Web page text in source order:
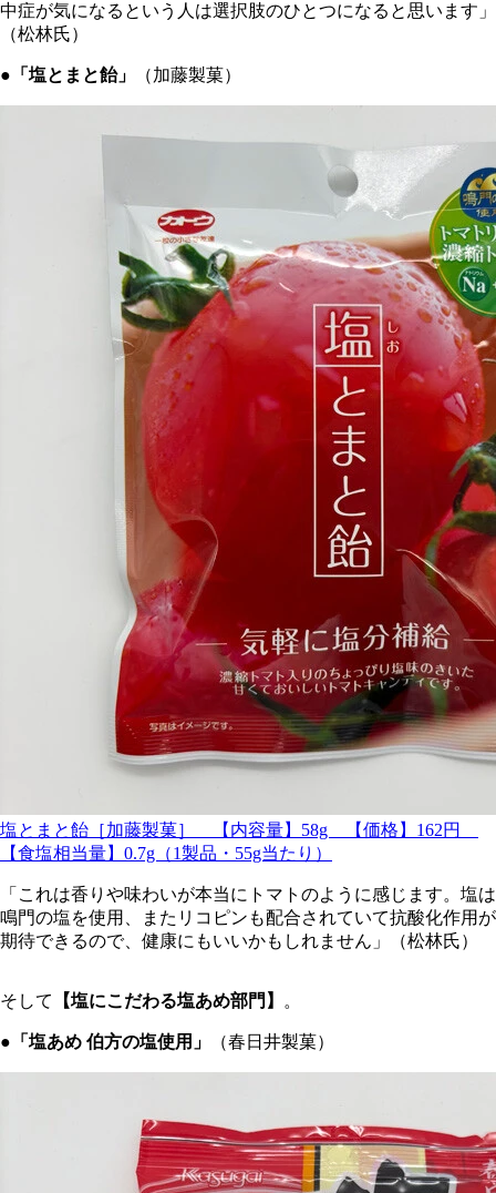
中症が気になるという人は選択肢のひとつになると思います」
（松林氏）
●「塩とまと飴」 （加藤製菓）
塩とまと飴［加藤製菓］ 【内容量】58g 【価格】162円
【食塩相当量】0.7g（1製品・55g当たり）
「これは香りや味わいが本当にトマトのように感じます。塩は
鳴門の塩を使用、またリコピンも配合されていて抗酸化作用が
期待できるので、健康にもいいかもしれません」（松林氏）
そして 【塩にこだわる塩あめ部門】 。
● 「塩あめ 伯方の塩使用」 （春日井製菓）